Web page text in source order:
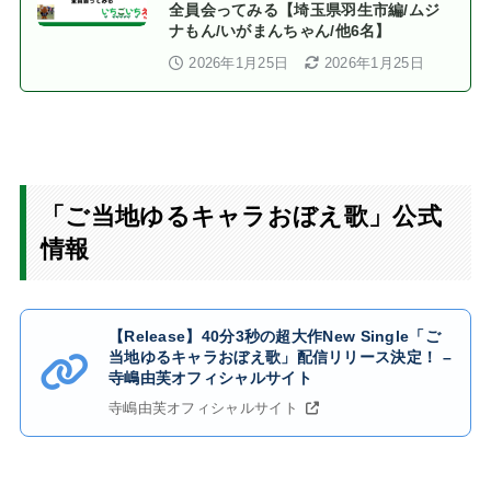
全員会ってみる【埼玉県羽生市編/ムジ
ナもん/いがまんちゃん/他6名】
2026年1月25日 2026年1月25日
「ご当地ゆるキャラおぼえ歌」公式
情報
【Release】40分3秒の超大作New Single「ご
当地ゆるキャラおぼえ歌」配信リリース決定！ –
寺嶋由芙オフィシャルサイト
寺嶋由芙オフィシャルサイト